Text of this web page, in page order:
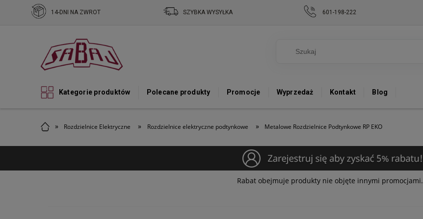
Kategorie produktów Polecane produkty Promocje Wyprzedaż Kontakt Blog
» Rozdzielnice Elektryczne » Rozdzielnice elektryczne podtynkowe » Metalowe Rozdzielnice Podtynkowe RP EKO
14-DNI NA ZWROT SZYBKA WYSYŁKA 601-198-222
Rabat obejmuje produkty nie objęte innymi promocjami.